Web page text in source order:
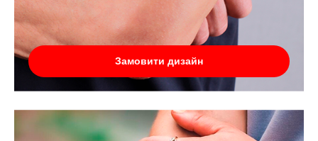
Замовити дизайн